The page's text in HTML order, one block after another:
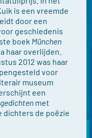
is een vreemde
door een
geschiedenis
boek München
haar overlijden.
2012 was haar
voor
museum
een
met
dichters de poëzie